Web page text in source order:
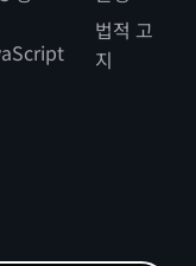
법적 고
지